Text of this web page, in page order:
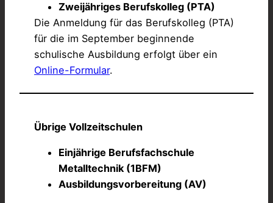
Zweijähriges Berufskolleg (PTA)
Die Anmeldung für das Berufskolleg (PTA)
für die im September beginnende
schulische Ausbildung erfolgt über ein
Online-Formular.
Übrige Vollzeitschulen
Einjährige Berufsfachschule
Metalltechnik (1BFM)
Ausbildungsvorbereitung (AV)